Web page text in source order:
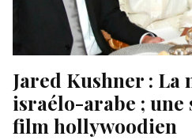
Jared Kushner :
israélo-arabe ; une
film hollywoodien